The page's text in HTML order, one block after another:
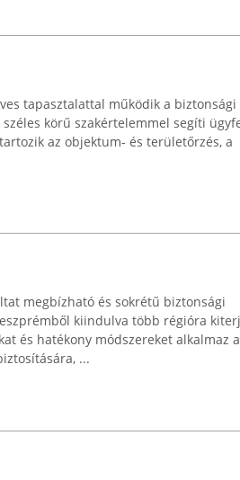
tapasztalattal működik a biztonsági
körű szakértelemmel segíti
az objektum- és területőrzés, a
megbízható és sokrétű biztonsági
kiindulva több régióra
és hatékony módszereket alkalmaz a
...